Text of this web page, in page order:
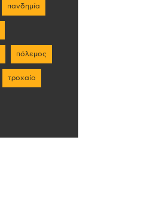
πανδημία
πόλεμος
τροχαίο